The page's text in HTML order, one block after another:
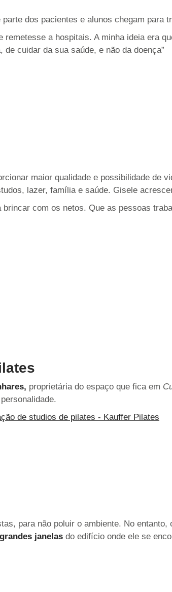
dos pacientes e alunos chegam para
a hospitais. A minha ideia era
cuidar da sua saúde, e não da doença”
maior qualidade e possibilidade de
lazer, família e saúde. Gisele
com os netos. Que as pessoas
proprietária do espaço que fica em
para não poluir o ambiente. No
janelas do edifício onde ele se